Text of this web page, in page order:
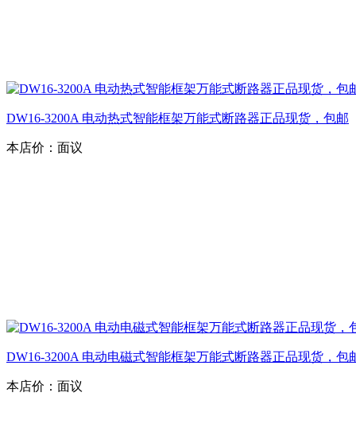
DW16-3200A 电动热式智能框架万能式断路器正品现货，包邮
本店价： 面议
DW16-3200A 电动电磁式智能框架万能式断路器正品现货，包
本店价： 面议